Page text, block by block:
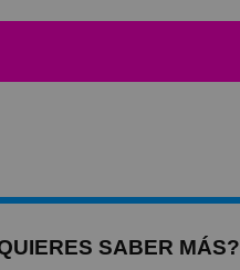
SABER MÁS?